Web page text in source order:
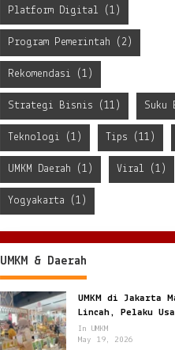
Platform Digital (1)
Program Pemerintah (2)
Rekomendasi (1)
Strategi Bisnis (11) Suku
Teknologi (1) Tips (11)
UMKM Daerah (1) Viral (1)
Yogyakarta (1)
UMKM & Daerah
UMKM di Jakarta
Lincah, Pelaku
Berburu Peluang
Besar
In UMKM
May 19, 2026